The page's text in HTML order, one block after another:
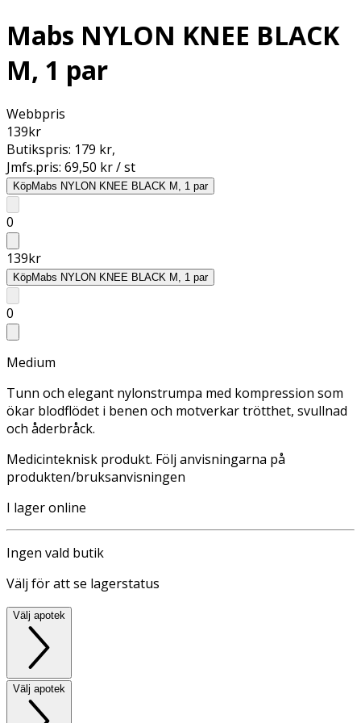
Mabs NYLON KNEE BLACK
M, 1 par
Webbpris
139kr
Butikspris: 179 kr,
Jmfs.pris: 69,50 kr / st
KöpMabs NYLON KNEE BLACK M, 1 par
0
139kr
KöpMabs NYLON KNEE BLACK M, 1 par
0
Medium
Tunn och elegant nylonstrumpa med kompression som
ökar blodflödet i benen och motverkar trötthet, svullnad
och åderbråck.
Medicinteknisk produkt. Följ anvisningarna på
produkten/bruksanvisningen
I lager online
Ingen vald butik
Välj för att se lagerstatus
Välj apotek
Välj apotek